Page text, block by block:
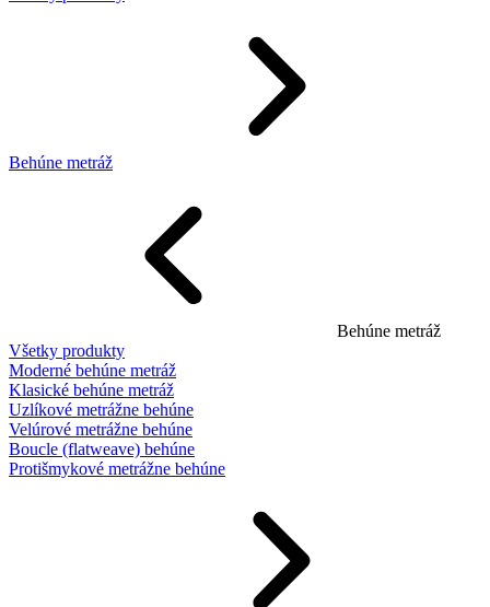
Behúne metráž
Behúne metráž
Všetky produkty
Moderné behúne metráž
Klasické behúne metráž
Uzlíkové metrážne behúne
Velúrové metrážne behúne
Boucle (flatweave) behúne
Protišmykové metrážne behúne